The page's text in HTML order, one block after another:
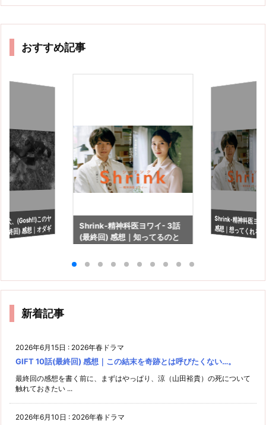
おすすめ記事
犬、(Gosh!!)このヤ
終回) 感想｜オダギ
くオダギリジョ
Shrink-精神科医ヨワイ- 3話
(最終回) 感想｜知ってるのと
Shrink-精神科医ヨ
感想｜想ってくれる
にいるという幸せ
新着記事
2026年6月15日 : 2026年春ドラマ
GIFT 10話(最終回) 感想｜この結末を奇跡とは呼びたくない…。
最終回の感想を書く前に、まずはやっぱり、涼（山田裕貴）の死について
触れておきたい ...
2026年6月10日 : 2026年春ドラマ